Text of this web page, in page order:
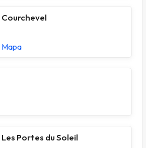
Courchevel
Mapa
Les Portes du Soleil